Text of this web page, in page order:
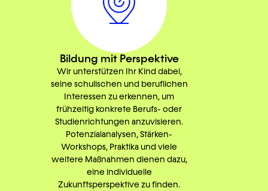
Bildung mit Perspektive
Wir unterstützen Ihr Kind dabei,
seine schulischen und beruflichen
Interessen zu erkennen, um
frühzeitig konkrete Berufs- oder
Studienrichtungen anzuvisieren.
Potenzialanalysen, Stärken-
Workshops, Praktika und viele
weitere Maßnahmen dienen dazu,
eine individuelle
Zukunftsperspektive zu finden.